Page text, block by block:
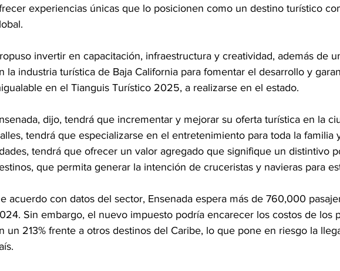
experiencias únicas que lo posicionen como un destino turístico
invertir en capacitación, infraestructura y creatividad, además de
la industria turística de Baja California para fomentar el desarrollo y
en el Tianguis Turístico 2025, a realizarse en el estado.
dijo, tendrá que incrementar y mejorar su oferta turística en la
tendrá que especializarse en el entretenimiento para toda la familia
tendrá que ofrecer un valor agregado que signifique un distintivo
que permita generar la intención de cruceristas y navieras para
acuerdo con datos del sector, Ensenada espera más de 760,000
Sin embargo, el nuevo impuesto podría encarecer los costos de los
un 213% frente a otros destinos del Caribe, lo que pone en riesgo la